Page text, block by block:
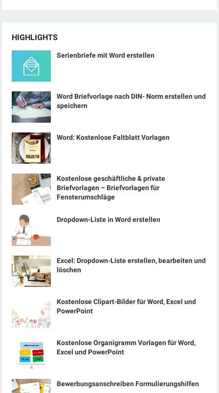
HIGHLIGHTS
Serienbriefe mit Word erstellen
Word Briefvorlage nach DIN- Norm erstellen und
speichern
Word: Kostenlose Faltblatt Vorlagen
Kostenlose geschäftliche & private
Briefvorlagen – Briefvorlagen für
Fensterumschläge
Dropdown-Liste in Word erstellen
Excel: Dropdown-Liste erstellen, bearbeiten und
löschen
Kostenlose Clipart-Bilder für Word, Excel und
PowerPoint
Kostenlose Organigramm Vorlagen für Word,
Excel und PowerPoint
Bewerbungsanschreiben Formulierungshilfen